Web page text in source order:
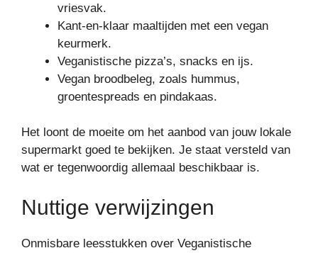
vriesvak.
Kant-en-klaar maaltijden met een vegan
keurmerk.
Veganistische pizza’s, snacks en ijs.
Vegan broodbeleg, zoals hummus,
groentespreads en pindakaas.
Het loont de moeite om het aanbod van jouw lokale
supermarkt goed te bekijken. Je staat versteld van
wat er tegenwoordig allemaal beschikbaar is.
Nuttige verwijzingen
Onmisbare leesstukken over Veganistische